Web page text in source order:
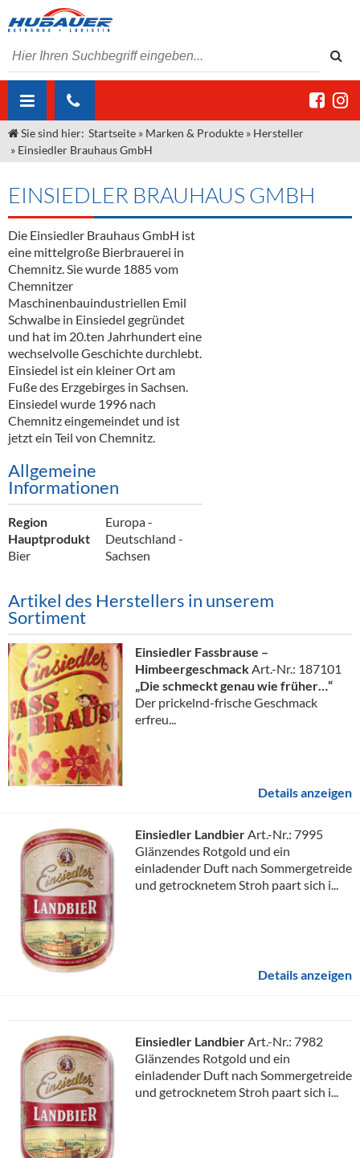
ÜBER UNS
Unser Liefergebiet
Unser Team
Kontakt
Angebote Gastronomie & Großhandel
Gastronomie
Großhandel
Innovation - Die Neue Art des Bierzapfens
"DroughtMaster"
Neuigkeiten
Termine
MARKEN & PRODUKTE
Weine & Schaumwein
Sirup
Spirituosen
Bier
Alkoholfreie Getränke
Öle & Küchenartikel
Kaffee
Barzubehör
Equipment
Verpackung
Hygieneartikel & Desinfektion
DIENSTLEISTUNGEN
Kommisionskauf & Lieferbedingungen
Fremddienstleistungen
Sie sind hier: Startseite » Marken & Produkte » Hersteller
» Einsiedler Brauhaus GmbH
EINSIEDLER BRAUHAUS GMBH
Die Einsiedler Brauhaus GmbH ist
eine mittelgroße Bierbrauerei in
Chemnitz. Sie wurde 1885 vom
Chemnitzer
Maschinenbauindustriellen Emil
Schwalbe in Einsiedel gegründet
und hat im 20.ten Jahrhundert eine
wechselvolle Geschichte durchlebt.
Einsiedel ist ein kleiner Ort am
Fuße des Erzgebirges in Sachsen.
Einsiedel wurde 1996 nach
Chemnitz eingemeindet und ist
jetzt ein Teil von Chemnitz.
Allgemeine
Informationen
Region
Europa -
Deutschland -
Sachsen
Hauptprodukt
Bier
Artikel des Herstellers in unserem
Sortiment
Einsiedler Fassbrause –
HimbeergeschmackArt.-Nr.: 187101
„Die schmeckt genau wie früher…“
Der prickelnd-frische Geschmack
erfreu...
Details anzeigen
Einsiedler LandbierArt.-Nr.: 7995
Glänzendes Rotgold und ein
einladender Duft nach Sommergetreide
und getrocknetem Stroh paart sich i...
Details anzeigen
Einsiedler LandbierArt.-Nr.: 7982
Glänzendes Rotgold und ein
einladender Duft nach Sommergetreide
und getrocknetem Stroh paart sich i...